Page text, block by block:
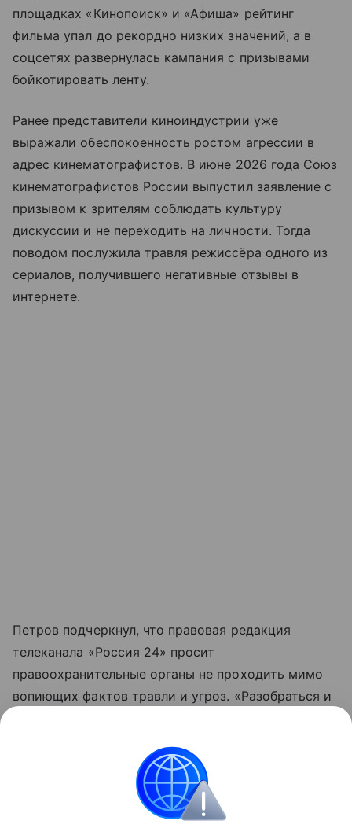
площадках «Кинопоиск» и «Афиша» рейтинг
фильма упал до рекордно низких значений, а в
соцсетях развернулась кампания с призывами
бойкотировать ленту.
Ранее представители киноиндустрии уже
выражали обеспокоенность ростом агрессии в
адрес кинематографистов. В июне 2026 года Союз
кинематографистов России выпустил заявление с
призывом к зрителям соблюдать культуру
дискуссии и не переходить на личности. Тогда
поводом послужила травля режиссёра одного из
сериалов, получившего негативные отзывы в
интернете.
Петров подчеркнул, что правовая редакция
телеканала «Россия 24» просит
правоохранительные органы не проходить мимо
вопиющих фактов травли и угроз. «Разобраться и
делом чести», — написал он.
правоохранительные органы